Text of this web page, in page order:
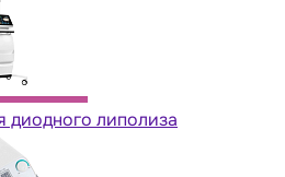
диодного липолиза